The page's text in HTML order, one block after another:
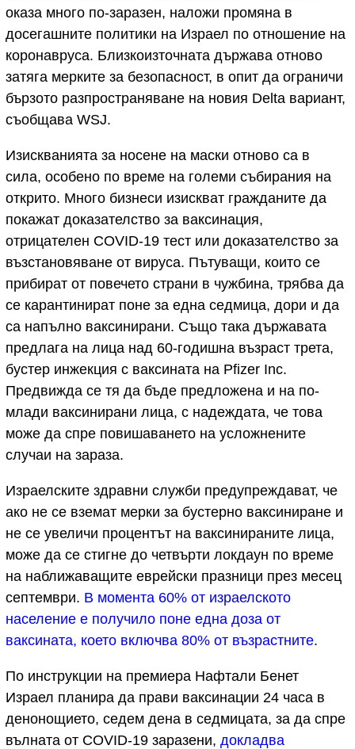
оказа много по-заразен, наложи промяна в
досегашните политики на Израел по отношение на
коронавруса. Близкоизточната държава отново
затяга мерките за безопасност, в опит да ограничи
бързото разпространяване на новия Delta вариант,
съобщава WSJ.
Изискванията за носене на маски отново са в
сила, особено по време на големи събирания на
открито. Много бизнеси изискват гражданите да
покажат доказателство за ваксинация,
отрицателен COVID-19 тест или доказателство за
възстановяване от вируса. Пътуващи, които се
прибират от повечето страни в чужбина, трябва да
се карантинират поне за една седмица, дори и да
са напълно ваксинирани. Също така държавата
предлага на лица над 60-годишна възраст трета,
бустер инжекция с ваксината на Pfizer Inc.
Предвижда се тя да бъде предложена и на по-
млади ваксинирани лица, с надеждата, че това
може да спре повишаването на усложнените
случаи на зараза.
Израелските здравни служби предупреждават, че
ако не се вземат мерки за бустерно ваксиниране и
не се увеличи процентът на ваксинираните лица,
може да се стигне до четвърти локдаун по време
на наближаващите еврейски празници през месец
септември. В момента 60% от израелското
население е получило поне една доза от
ваксината, което включва 80% от възрастните.
По инструкции на премиера Нафтали Бенет
Израел планира да прави ваксинации 24 часа в
денонощието, седем дена в седмицата, за да спре
вълната от COVID-19 заразени, докладва